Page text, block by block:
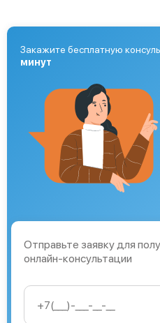
Отправьте заявку для
онлайн-консультации
Закажите бесплатную
минут